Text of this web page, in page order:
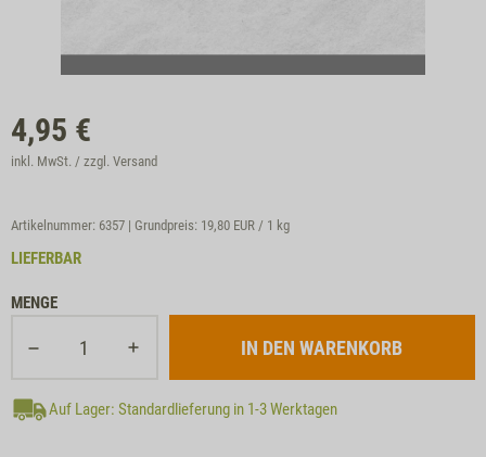
4,95 €
inkl. MwSt. / zzgl. Versand
Artikelnummer: 6357 | Grundpreis: 19,80 EUR / 1 kg
LIEFERBAR
MENGE
Auf Lager: Standardlieferung in 1-3 Werktagen